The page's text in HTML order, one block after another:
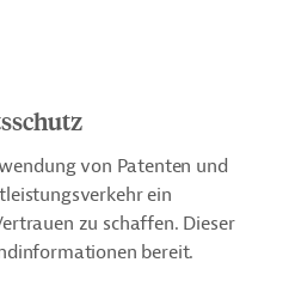
von Patenten und
ein
zu schaffen. Dieser
bereit.